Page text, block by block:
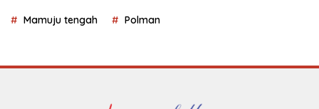
Mamuju tengah Polman